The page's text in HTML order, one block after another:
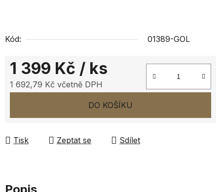
Kód: 01389-GOL
1 399 Kč / ks
1 692,79 Kč včetně DPH
DO KOŠÍKU
Tisk Zeptat se Sdílet
Popis